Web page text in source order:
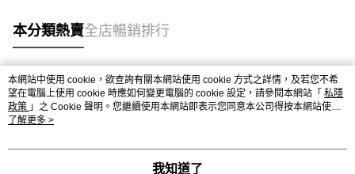
本分類熱賣全店暢銷排行
熱門標籤
熱銷排行
本網站中使用 cookie，欲查詢有關本網站使用 cookie 方式之詳情，及若您不希
望在電腦上使用 cookie 時應如何變更電腦的 cookie 設定，請參閱本網站「 私隱
政策 」之 Cookie 聲明。您繼續使用本網站即表示您同意本公司得按本網站使用
條款之 Cookie 聲明使用 cookie。
了解更多 >
我知道了